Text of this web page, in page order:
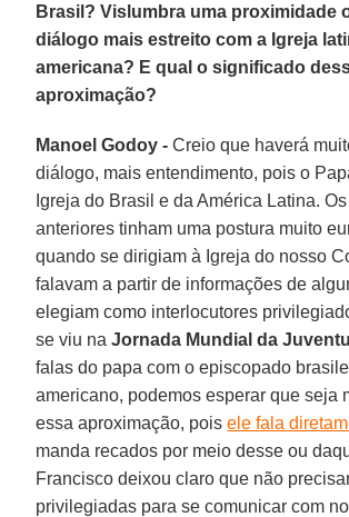
Brasil? Vislumbra uma proximidade
diálogo mais estreito com a Igreja
americana? E qual o significado
aproximação?
Manoel Godoy - Creio que haverá
diálogo, mais entendimento, pois o
Igreja do Brasil e da América Latina.
anteriores tinham uma postura muito
quando se dirigiam à Igreja do nosso
falavam a partir de informações de
elegiam como interlocutores
se viu naJornada Mundial da
falas do papa com o episcopado
americano, podemos esperar que seja
essa aproximação, poisele fala
manda recados por meio desse ou
Francisco deixou claro que não
privilegiadas para se comunicar com